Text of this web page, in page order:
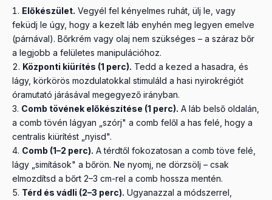
Előkészület. Vegyél fel kényelmes ruhát, ülj le, vagy
feküdj le úgy, hogy a kezelt láb enyhén meg legyen emelve
(párnával). Bőrkrém vagy olaj nem szükséges – a száraz bőr
a legjobb a felületes manipulációhoz.
Központi kiürítés (1 perc). Tedd a kezed a hasadra, és
lágy, körkörös mozdulatokkal stimuláld a hasi nyirokrégiót
óramutató járásával megegyező irányban.
Comb tövének előkészítése (1 perc). A láb belső oldalán,
a comb tövén lágyan „szórj" a comb felől a has felé, hogy a
centralis kiürítést „nyisd".
Comb (1–2 perc). A térdtől fokozatosan a comb töve felé,
lágy „simítások" a bőrön. Ne nyomj, ne dörzsölj – csak
elmozdítsd a bőrt 2–3 cm-rel a comb hossza mentén.
Térd és vádli (2–3 perc). Ugyanazzal a módszerrel,